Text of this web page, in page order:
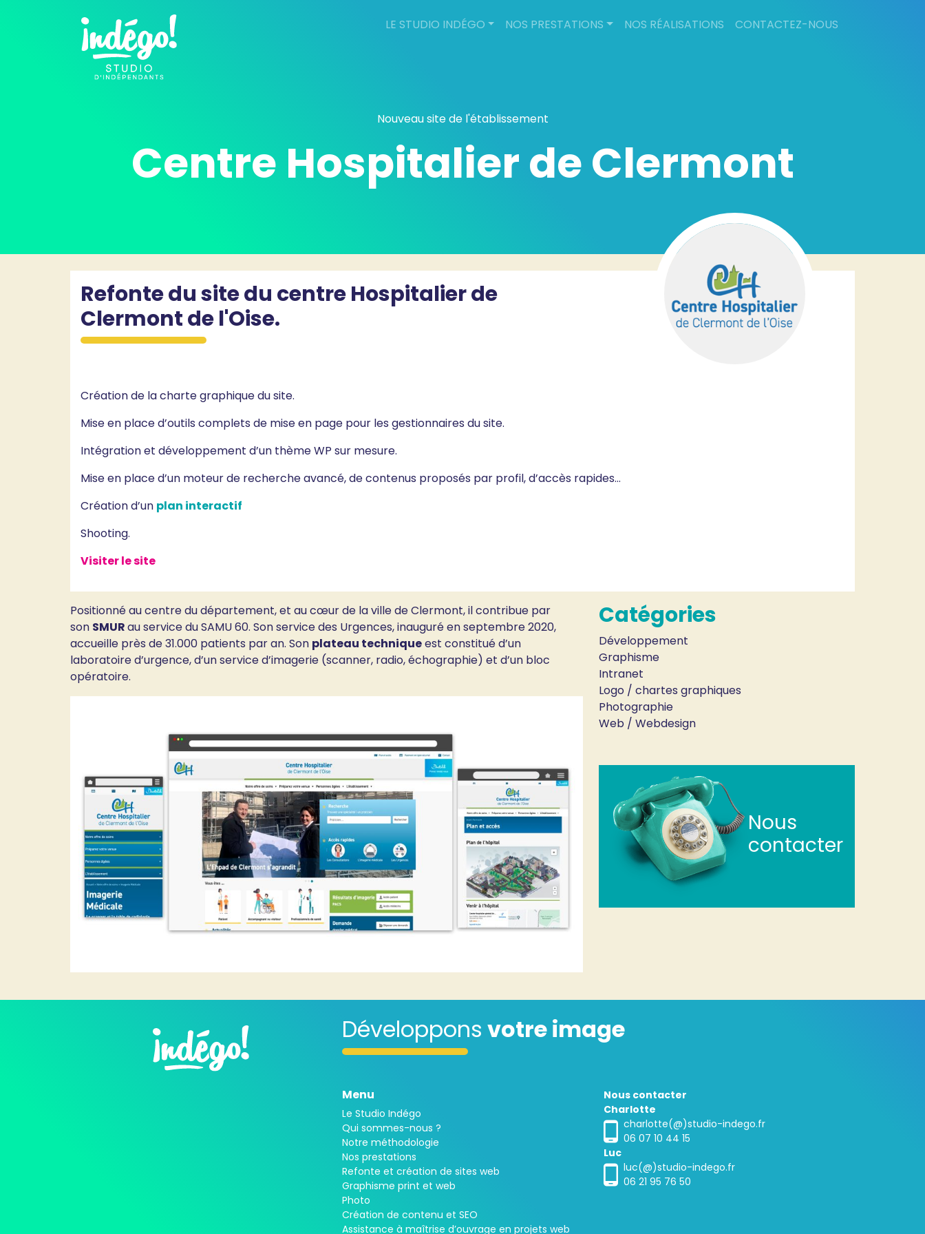
LE STUDIO INDÉGO NOS PRESTATIONS NOS RÉALISATIONS CONTACTEZ-NOUS
Nouveau site de l'établissement
Centre Hospitalier de Clermont
Refonte du site du centre Hospitalier de
Clermont de l'Oise.
Création de la charte graphique du site.
Mise en place d’outils complets de mise en page pour les gestionnaires du site.
Intégration et développement d’un thème WP sur mesure.
Mise en place d’un moteur de recherche avancé, de contenus proposés par profil, d’accès rapides…
Création d’un plan interactif
Shooting.
Visiter le site
Positionné au centre du département, et au cœur de la ville de Clermont, il contribue par
son SMURau service du SAMU 60. Son service des Urgences, inauguré en septembre 2020,
accueille près de 31.000 patients par an. Son plateau techniqueest constitué d’un
laboratoire d’urgence, d’un service d’imagerie (scanner, radio, échographie) et d’un bloc
opératoire.
Catégories
Développement
Graphisme
Intranet
Logo / chartes graphiques
Photographie
Web / Webdesign
Nous
contacter
Développons votre image
Menu
Le Studio Indégo
Qui sommes-nous ?
Notre méthodologie
Nos prestations
Refonte et création de sites web
Graphisme print et web
Photo
Création de contenu et SEO
Assistance à maîtrise d’ouvrage en projets web
Nous contacter
Charlotte
charlotte(@)studio-indego.fr
06 07 10 44 15
Luc
luc(@)studio-indego.fr
06 21 95 76 50